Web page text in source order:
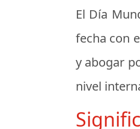
El Día
fecha con
y abogar
nivel